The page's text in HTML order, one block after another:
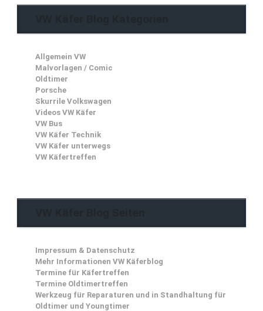
Allgemein VW
Malvorlagen / Comic
Oldtimer
Porsche
Skurrile Volkswagen
Videos VW Käfer
VW Bus
VW Käfer Technik
VW Käfer unterwegs
VW Käfertreffen
Impressum & Datenschutz
Mehr Informationen VW Käferblog
Termine für Käfertreffen
Termine Oldtimertreffen
Werkzeug für Reparaturen und in Standhaltung für
Oldtimer und Youngtimer